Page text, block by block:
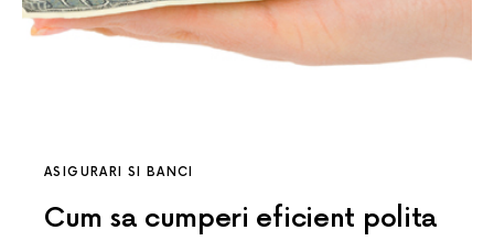
ASIGURARI SI BANCI
Cum sa cumperi eficient polita